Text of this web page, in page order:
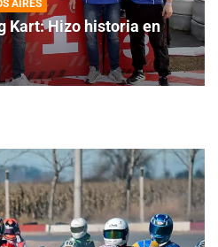
AIRES
Kart: Hizo historia en